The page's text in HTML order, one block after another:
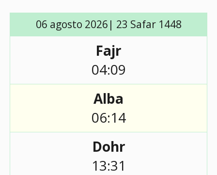
06 agosto 2026| 23 Safar 1448
Fajr
04:09
Alba
06:14
Dohr
13:31